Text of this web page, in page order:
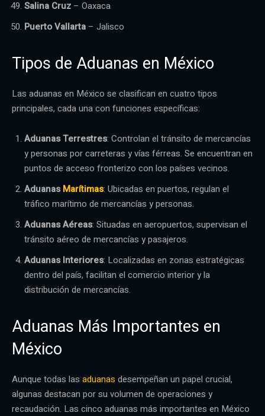
Salina Cruz – Oaxaca
Puerto Vallarta – Jalisco
Tipos de Aduanas en México
Las aduanas en México se clasifican en cuatro tipos
principales, cada una con funciones específicas:
Aduanas Terrestres: Controlan el tránsito de mercancías
y personas por carreteras y vías férreas. Se encuentran en
puntos de acceso fronterizo con los países vecinos.
AduanasMarítimas: Ubicadas en puertos, regulan el
tráfico marítimo de mercancías y personas.
Aduanas Aéreas: Situadas en aeropuertos, supervisan el
tránsito aéreo de mercancías y pasajeros.
Aduanas Interiores: Localizadas en zonas estratégicas
dentro del país, facilitan el comercio interior y la
distribución de mercancías.
Aduanas Más Importantes en
México
Aunque todas las aduanas desempeñan un papel crucial,
algunas destacan por su volumen de operaciones y
recaudación. Las cinco aduanas más importantes en México